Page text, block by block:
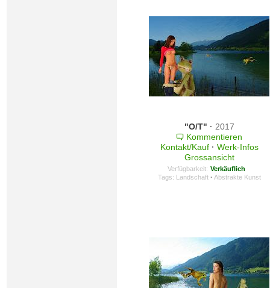
"O/T" · 2017
Kommentieren
Kontakt/Kauf · Werk-Infos
Grossansicht
Verfügbarkeit: Verkäuflich
Tags: Landschaft · Abstrakte Kunst